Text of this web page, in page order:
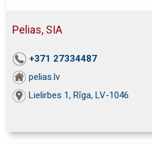
Pelias, SIA
+371 27334487
pelias.lv
Lielirbes 1, Rīga, LV-1046